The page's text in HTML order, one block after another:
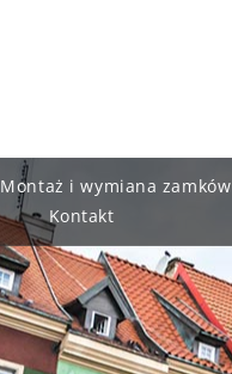
Montaż i wymiana zamków
Kontakt